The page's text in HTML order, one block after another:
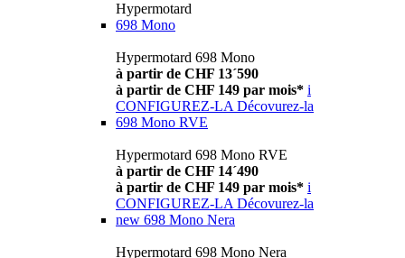
Hypermotard
698 Mono
Hypermotard 698 Mono
à partir de CHF 13´590
à partir de CHF 149 par mois* i
CONFIGUREZ-LA Décovurez-la
698 Mono RVE
Hypermotard 698 Mono RVE
à partir de CHF 14´490
à partir de CHF 149 par mois* i
CONFIGUREZ-LA Décovurez-la
new 698 Mono Nera
Hypermotard 698 Mono Nera